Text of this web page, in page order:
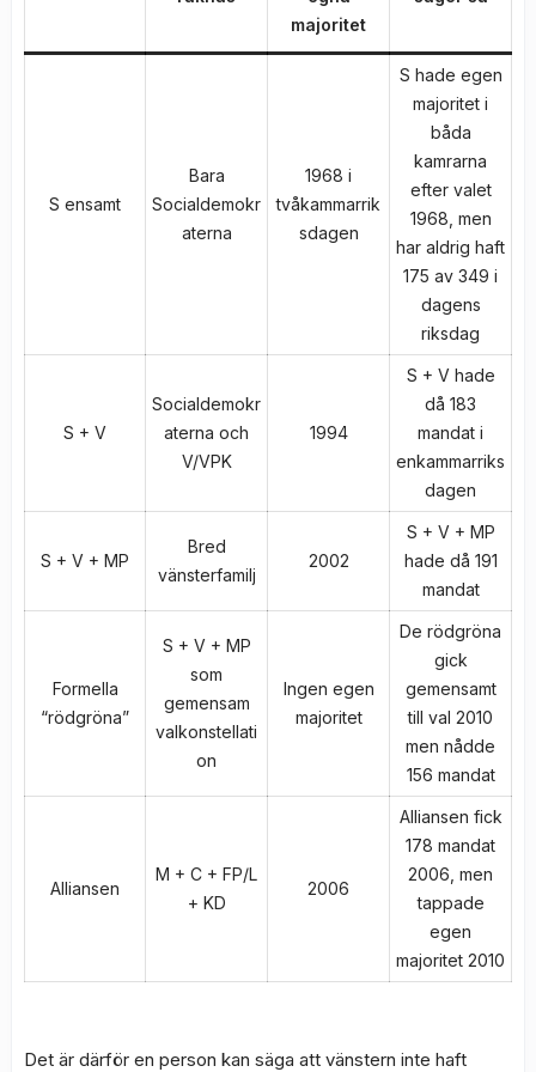
majoritet
S ensamt
Bara
Socialdemokr
aterna
1968 i
tvåkammarrik
sdagen
S hade egen
majoritet i
båda
kamrarna
efter valet
1968, men
har aldrig haft
175 av 349 i
dagens
riksdag
S + V
Socialdemokr
aterna och
V/VPK
1994
S + V hade
då 183
mandat i
enkammarriks
dagen
S + V + MP
Bred
vänsterfamilj
2002
S + V + MP
hade då 191
mandat
Formella
“rödgröna”
S + V + MP
som
gemensam
valkonstellati
on
Ingen egen
majoritet
De rödgröna
gick
gemensamt
till val 2010
men nådde
156 mandat
Alliansen
M + C + FP/L
+ KD
2006
Alliansen fick
178 mandat
2006, men
tappade
egen
majoritet 2010
Det är därför en person kan säga att vänstern inte haft